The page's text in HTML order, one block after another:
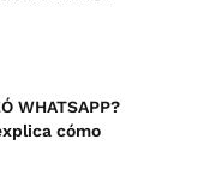
WHATSAPP?
cómo